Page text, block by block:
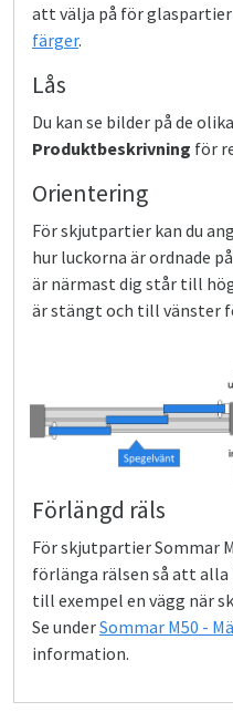
att välja på för
färger.
Lås
Du kan se bilder på de
Produktbeskrivning för
Orientering
För skjutpartier kan du
hur luckorna är ordnade
är närmast dig står till
är stängt och till vänster
Förlängd räls
För skjutpartier Sommar
förlänga rälsen så att
till exempel en vägg när
Se underSommar M50 -
information.